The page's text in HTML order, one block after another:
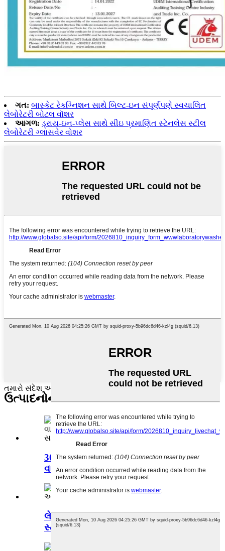
ગત: બાસ્કેટ રેકગ્નિશન સાથે બિલ્ટ-ઇન સંપૂર્ણપણે સ્વચાલિત
લેબોરેટરી બોટલ વૉશર
આગળ: ડ્રાય-ઇન-પ્લેસ સાથે સીઇ પ્રમાણિત સ્ટેનલેસ સ્ટીલ
લેબોરેટરી ગ્લાસવેર વોશર
તમારો સંદેશ અહીં લખો અને અમને મોકલો
ઉત્પાદનોની શ્રેણીઓ
308L મોટું સંપૂર્ણ સ્વચાલિત ફ્રીસ્ટેન્ડિંગ
વાસણ...
લેબ યુટેન્સિલ વોશર 202L સ્ટેનલેસ
સ્ટીલ ઓટોમેટ...